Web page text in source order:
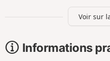
Voir sur
Informations